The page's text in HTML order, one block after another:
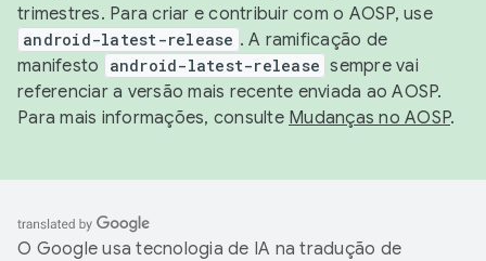
trimestres. Para criar e contribuir com o AOSP, use
android-latest-release . A ramificação de
manifesto
android-latest-release sempre vai
referenciar a versão mais recente enviada ao AOSP.
Para mais informações, consulte Mudanças no AOSP.
O Google usa tecnologia de IA na tradução de